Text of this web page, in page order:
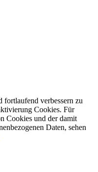
fortlaufend verbessern zu
Cookies. Für
Cookies und der damit
Daten, sehen